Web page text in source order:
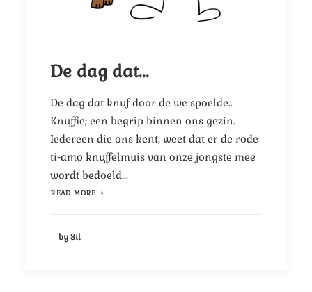
De dag dat...
De dag dat knuf door de wc spoelde..
Knuffie; een begrip binnen ons gezin.
Iedereen die ons kent, weet dat er de rode
ti-amo knuffelmuis van onze jongste mee
wordt bedoeld...
READ MORE
by Sil